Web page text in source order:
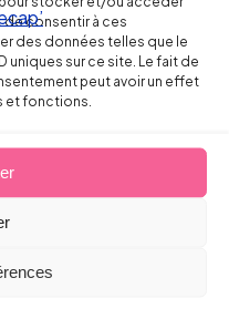
de consentir à ces
des données telles que le
uniques sur ce site. Le fait de
peut avoir un effet
et fonctions.